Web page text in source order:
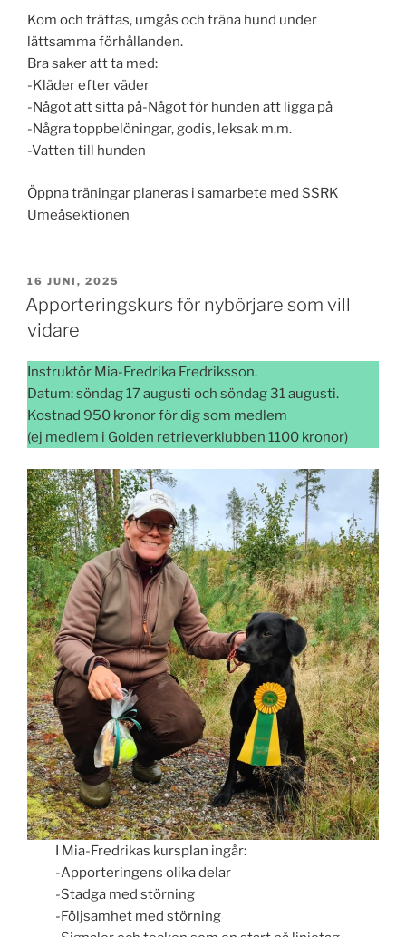
Kom och träffas, umgås och träna hund under
lättsamma förhållanden.
Bra saker att ta med:
-Kläder efter väder
-Något att sitta på-Något för hunden att ligga på
-Några toppbelöningar, godis, leksak m.m.
-Vatten till hunden
Öppna träningar planeras i samarbete med SSRK
Umeåsektionen
PUBLICERAT
16 JUNI, 2025
Apporteringskurs för nybörjare som vill
vidare
Instruktör Mia-Fredrika Fredriksson.
Datum: söndag 17 augusti och söndag 31 augusti.
Kostnad 950 kronor för dig som medlem
(ej medlem i Golden retrieverklubben 1100 kronor)
I Mia-Fredrikas kursplan ingår:
-Apporteringens olika delar
-Stadga med störning
-Följsamhet med störning